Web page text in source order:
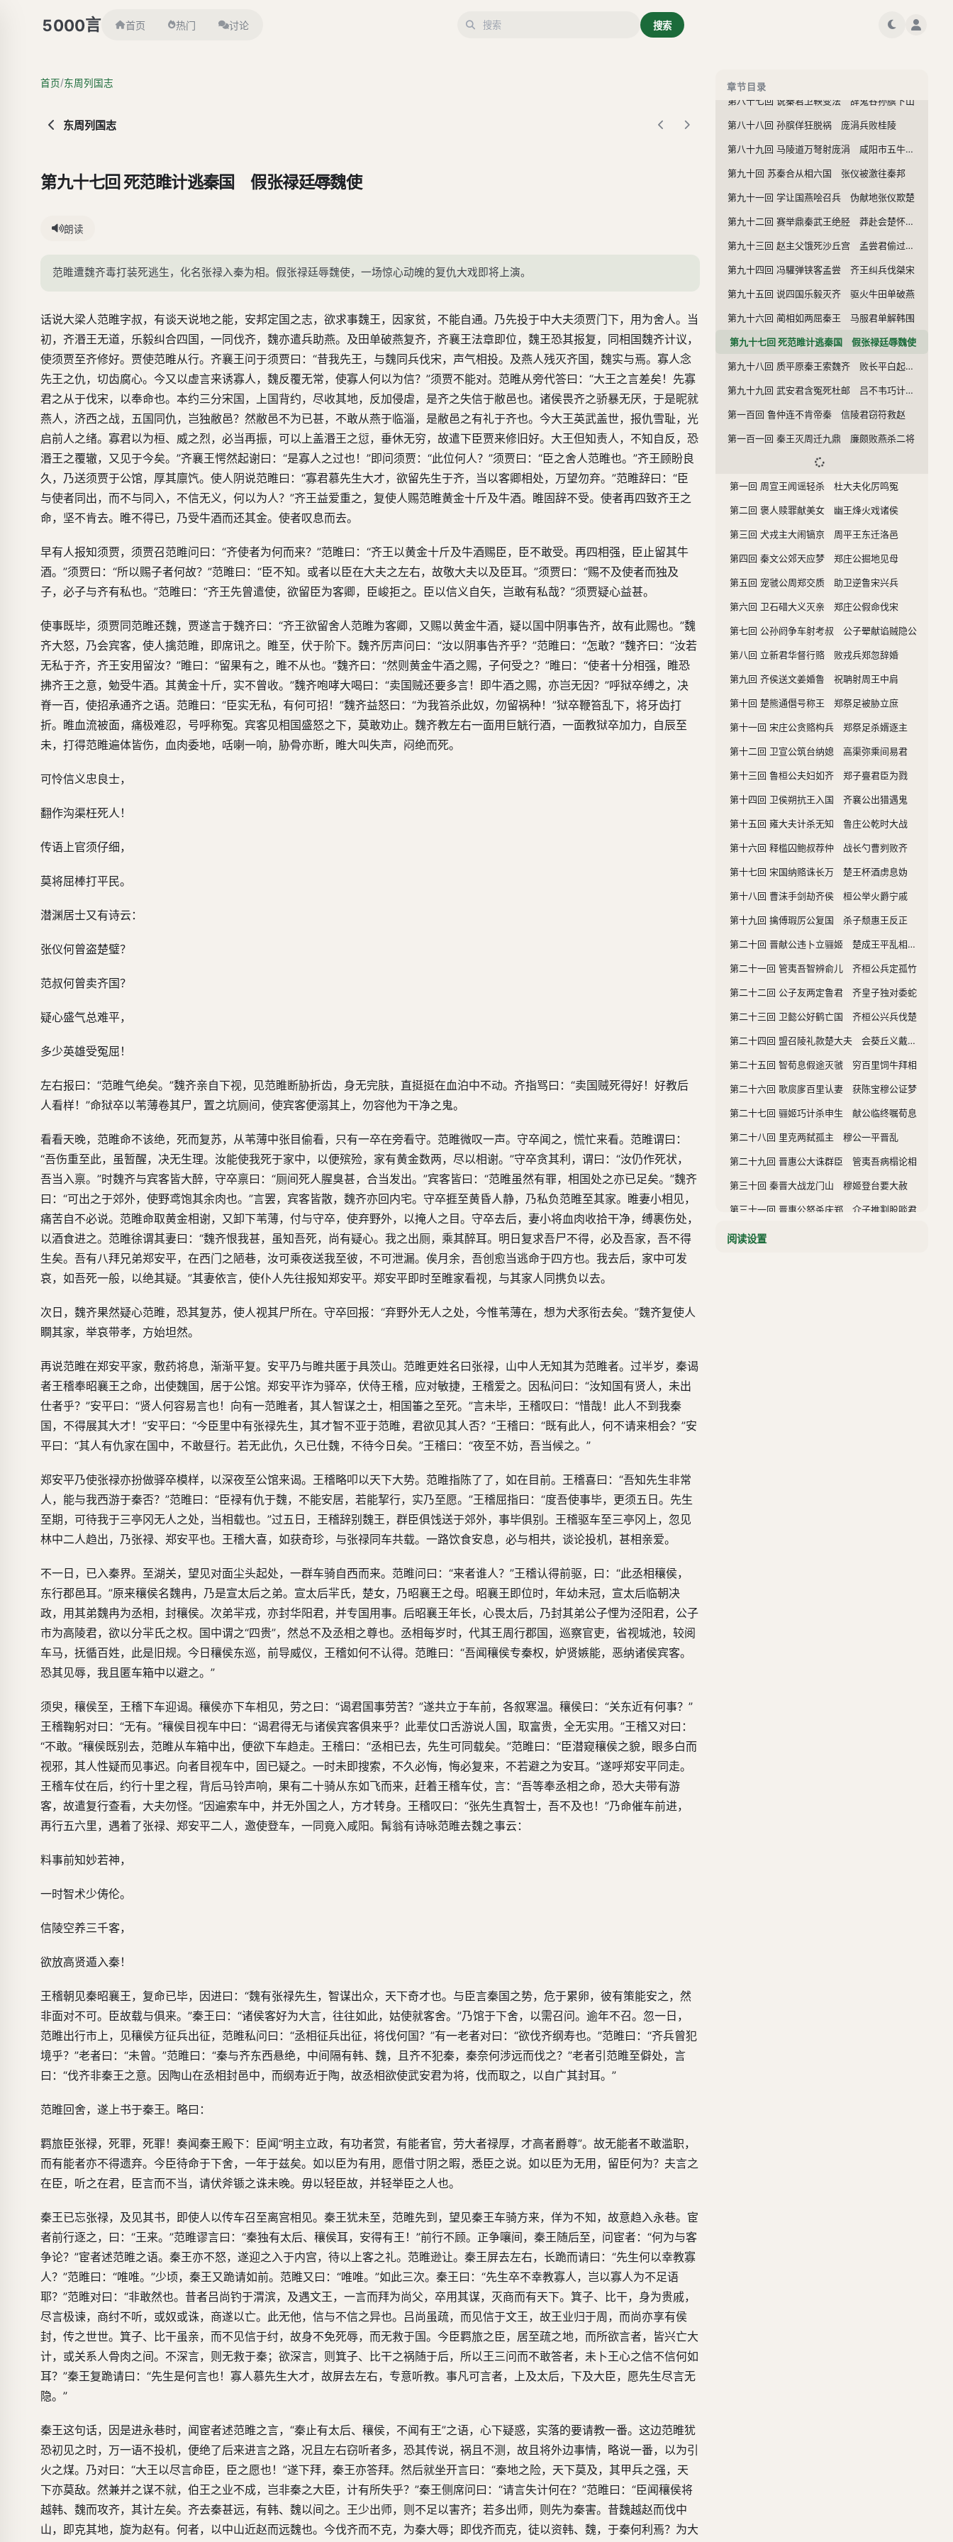
5000言 首页 热门 讨论 搜索
首页/东周列国志
东周列国志
第九十七回 死范睢计逃秦国 假张禄廷辱魏使
朗读
范睢遭魏齐毒打装死逃生，化名张禄入秦为相。假张禄廷辱魏使，一场惊心动魄的复仇大戏即将上演。
话说大梁人范睢字叔，有谈天说地之能，安邦定国之志，欲求事魏王，因家贫，不能自通。乃先投于中大夫须贾门下，用为舍人。当
初，齐湣王无道，乐毅纠合四国，一同伐齐，魏亦遣兵助燕。及田单破燕复齐，齐襄王法章即位，魏王恐其报复，同相国魏齐计议，
使须贾至齐修好。贾使范睢从行。齐襄王问于须贾曰：“昔我先王，与魏同兵伐宋，声气相投。及燕人残灭齐国，魏实与焉。寡人念
先王之仇，切齿腐心。今又以虚言来诱寡人，魏反覆无常，使寡人何以为信？”须贾不能对。范睢从旁代答曰：“大王之言差矣！先寡
君之从于伐宋，以奉命也。本约三分宋国，上国背约，尽收其地，反加侵虐，是齐之失信于敝邑也。诸侯畏齐之骄暴无厌，于是昵就
燕人，济西之战，五国同仇，岂独敝邑？然敝邑不为已甚，不敢从燕于临淄，是敝邑之有礼于齐也。今大王英武盖世，报仇雪耻，光
启前人之绪。寡君以为桓、威之烈，必当再振，可以上盖湣王之愆，垂休无穷，故遣下臣贾来修旧好。大王但知责人，不知自反，恐
湣王之覆辙，又见于今矣。”齐襄王愕然起谢曰：“是寡人之过也！”即问须贾：“此位何人？”须贾曰：“臣之舍人范睢也。”齐王顾盼良
久，乃送须贾于公馆，厚其廪饩。使人阴说范睢曰：“寡君慕先生大才，欲留先生于齐，当以客卿相处，万望勿弃。”范睢辞曰：“臣
与使者同出，而不与同入，不信无义，何以为人？”齐王益爱重之，复使人赐范睢黄金十斤及牛酒。睢固辞不受。使者再四致齐王之
命，坚不肯去。睢不得已，乃受牛酒而还其金。使者叹息而去。
早有人报知须贾，须贾召范睢问曰：“齐使者为何而来？”范睢曰：“齐王以黄金十斤及牛酒赐臣，臣不敢受。再四相强，臣止留其牛
酒。”须贾曰：“所以赐子者何故？”范睢曰：“臣不知。或者以臣在大夫之左右，故敬大夫以及臣耳。”须贾曰：“赐不及使者而独及
子，必子与齐有私也。”范睢曰：“齐王先曾遣使，欲留臣为客卿，臣峻拒之。臣以信义自矢，岂敢有私哉？”须贾疑心益甚。
使事既毕，须贾同范睢还魏，贾遂言于魏齐曰：“齐王欲留舍人范睢为客卿，又赐以黄金牛酒，疑以国中阴事告齐，故有此赐也。”魏
齐大怒，乃会宾客，使人擒范睢，即席讯之。睢至，伏于阶下。魏齐厉声问曰：“汝以阴事告齐乎？”范睢曰：“怎敢？”魏齐曰：“汝若
无私于齐，齐王安用留汝？”睢曰：“留果有之，睢不从也。”魏齐曰：“然则黄金牛酒之赐，子何受之？”睢曰：“使者十分相强，睢恐
拂齐王之意，勉受牛酒。其黄金十斤，实不曾收。”魏齐咆哮大喝曰：“卖国贼还要多言！即牛酒之赐，亦岂无因？”呼狱卒缚之，决
脊一百，使招承通齐之语。范睢曰：“臣实无私，有何可招！”魏齐益怒曰：“为我笞杀此奴，勿留祸种！”狱卒鞭笞乱下，将牙齿打
折。睢血流被面，痛极难忍，号呼称冤。宾客见相国盛怒之下，莫敢劝止。魏齐教左右一面用巨觥行酒，一面教狱卒加力，自辰至
未，打得范睢遍体皆伤，血肉委地，咶喇一响，胁骨亦断，睢大叫失声，闷绝而死。
可怜信义忠良士，
翻作沟渠枉死人！
传语上官须仔细，
莫将屈棒打平民。
潜渊居士又有诗云：
张仪何曾盗楚璧？
范叔何曾卖齐国？
疑心盛气总难平，
多少英雄受冤屈！
左右报曰：“范睢气绝矣。”魏齐亲自下视，见范睢断胁折齿，身无完肤，直挺挺在血泊中不动。齐指骂曰：“卖国贼死得好！好教后
人看样！”命狱卒以苇薄卷其尸，置之坑厕间，使宾客便溺其上，勿容他为干净之鬼。
看看天晚，范睢命不该绝，死而复苏，从苇薄中张目偷看，只有一卒在旁看守。范睢微叹一声。守卒闻之，慌忙来看。范睢谓曰：
“吾伤重至此，虽暂醒，决无生理。汝能使我死于家中，以便殡殓，家有黄金数两，尽以相谢。”守卒贪其利，谓曰：“汝仍作死状，
吾当入禀。”时魏齐与宾客皆大醉，守卒禀曰：“厕间死人腥臭甚，合当发出。”宾客皆曰：“范睢虽然有罪，相国处之亦已足矣。”魏齐
曰：“可出之于郊外，使野鸢饱其余肉也。”言罢，宾客皆散，魏齐亦回内宅。守卒捱至黄昏人静，乃私负范睢至其家。睢妻小相见，
痛苦自不必说。范睢命取黄金相谢，又卸下苇薄，付与守卒，使弃野外，以掩人之目。守卒去后，妻小将血肉收拾干净，缚裹伤处，
以酒食进之。范睢徐谓其妻曰：“魏齐恨我甚，虽知吾死，尚有疑心。我之出厕，乘其醉耳。明日复求吾尸不得，必及吾家，吾不得
生矣。吾有八拜兄弟郑安平，在西门之陋巷，汝可乘夜送我至彼，不可泄漏。俟月余，吾创愈当逃命于四方也。我去后，家中可发
哀，如吾死一般，以绝其疑。”其妻依言，使仆人先往报知郑安平。郑安平即时至睢家看视，与其家人同携负以去。
次日，魏齐果然疑心范睢，恐其复苏，使人视其尸所在。守卒回报：“弃野外无人之处，今惟苇薄在，想为犬豕衔去矣。”魏齐复使人
瞷其家，举哀带孝，方始坦然。
再说范睢在郑安平家，敷药将息，渐渐平复。安平乃与睢共匿于具茨山。范睢更姓名曰张禄，山中人无知其为范睢者。过半岁，秦谒
者王稽奉昭襄王之命，出使魏国，居于公馆。郑安平诈为驿卒，伏侍王稽，应对敏捷，王稽爱之。因私问曰：“汝知国有贤人，未出
仕者乎？”安平曰：“贤人何容易言也！向有一范睢者，其人智谋之士，相国箠之至死。”言未毕，王稽叹曰：“惜哉！此人不到我秦
国，不得展其大才！”安平曰：“今臣里中有张禄先生，其才智不亚于范睢，君欲见其人否？”王稽曰：“既有此人，何不请来相会？”安
平曰：“其人有仇家在国中，不敢昼行。若无此仇，久已仕魏，不待今日矣。”王稽曰：“夜至不妨，吾当候之。”
郑安平乃使张禄亦扮做驿卒模样，以深夜至公馆来谒。王稽略叩以天下大势。范睢指陈了了，如在目前。王稽喜曰：“吾知先生非常
人，能与我西游于秦否？”范睢曰：“臣禄有仇于魏，不能安居，若能挈行，实乃至愿。”王稽屈指曰：“度吾使事毕，更须五日。先生
至期，可待我于三亭冈无人之处，当相载也。”过五日，王稽辞别魏王，群臣俱饯送于郊外，事毕俱别。王稽驱车至三亭冈上，忽见
林中二人趋出，乃张禄、郑安平也。王稽大喜，如获奇珍，与张禄同车共载。一路饮食安息，必与相共，谈论投机，甚相亲爱。
不一日，已入秦界。至湖关，望见对面尘头起处，一群车骑自西而来。范睢问曰：“来者谁人？”王稽认得前驱，曰：“此丞相穰侯，
东行郡邑耳。”原来穰侯名魏冉，乃是宣太后之弟。宣太后羋氏，楚女，乃昭襄王之母。昭襄王即位时，年幼未冠，宣太后临朝决
政，用其弟魏冉为丞相，封穰侯。次弟羋戎，亦封华阳君，并专国用事。后昭襄王年长，心畏太后，乃封其弟公子悝为泾阳君，公子
市为高陵君，欲以分羋氏之权。国中谓之“四贵”，然总不及丞相之尊也。丞相每岁时，代其王周行郡国，巡察官吏，省视城池，较阅
车马，抚循百姓，此是旧规。今日穰侯东巡，前导威仪，王稽如何不认得。范睢曰：“吾闻穰侯专秦权，妒贤嫉能，恶纳诸侯宾客。
恐其见辱，我且匿车箱中以避之。”
须臾，穰侯至，王稽下车迎谒。穰侯亦下车相见，劳之曰：“谒君国事劳苦？”遂共立于车前，各叙寒温。穰侯曰：“关东近有何事？”
王稽鞠躬对曰：“无有。”穰侯目视车中曰：“谒君得无与诸侯宾客俱来乎？此辈仗口舌游说人国，取富贵，全无实用。”王稽又对曰：
“不敢。”穰侯既别去，范睢从车箱中出，便欲下车趋走。王稽曰：“丞相已去，先生可同载矣。”范睢曰：“臣潜窥穰侯之貌，眼多白而
视邪，其人性疑而见事迟。向者目视车中，固已疑之。一时未即搜索，不久必悔，悔必复来，不若避之为安耳。”遂呼郑安平同走。
王稽车仗在后，约行十里之程，背后马铃声响，果有二十骑从东如飞而来，赶着王稽车仗，言：“吾等奉丞相之命，恐大夫带有游
客，故遣复行查看，大夫勿怪。”因遍索车中，并无外国之人，方才转身。王稽叹曰：“张先生真智士，吾不及也！”乃命催车前进，
再行五六里，遇着了张禄、郑安平二人，邀使登车，一同竟入咸阳。髯翁有诗咏范睢去魏之事云：
料事前知妙若神，
一时智术少俦伦。
信陵空养三千客，
欲放高贤遁入秦！
王稽朝见秦昭襄王，复命已毕，因进曰：“魏有张禄先生，智谋出众，天下奇才也。与臣言秦国之势，危于累卵，彼有策能安之，然
非面对不可。臣故载与俱来。”秦王曰：“诸侯客好为大言，往往如此，姑使就客舍。”乃馆于下舍，以需召问。逾年不召。忽一日，
范睢出行市上，见穰侯方征兵出征，范睢私问曰：“丞相征兵出征，将伐何国？”有一老者对曰：“欲伐齐纲寿也。”范睢曰：“齐兵曾犯
境乎？”老者曰：“未曾。”范睢曰：“秦与齐东西悬绝，中间隔有韩、魏，且齐不犯秦，秦奈何涉远而伐之？”老者引范睢至僻处，言
曰：“伐齐非秦王之意。因陶山在丞相封邑中，而纲寿近于陶，故丞相欲使武安君为将，伐而取之，以自广其封耳。”
范睢回舍，遂上书于秦王。略曰：
羁旅臣张禄，死罪，死罪！奏闻秦王殿下：臣闻“明主立政，有功者赏，有能者官，劳大者禄厚，才高者爵尊”。故无能者不敢滥职，
而有能者亦不得遗弃。今臣待命于下舍，一年于兹矣。如以臣为有用，愿借寸阴之暇，悉臣之说。如以臣为无用，留臣何为？夫言之
在臣，听之在君，臣言而不当，请伏斧锧之诛未晚。毋以轻臣故，并轻举臣之人也。
秦王已忘张禄，及见其书，即使人以传车召至离宫相见。秦王犹未至，范睢先到，望见秦王车骑方来，佯为不知，故意趋入永巷。宦
者前行逐之，曰：“王来。”范睢谬言曰：“秦独有太后、穰侯耳，安得有王！”前行不顾。正争嚷间，秦王随后至，问宦者：“何为与客
争论？”宦者述范睢之语。秦王亦不怒，遂迎之入于内宫，待以上客之礼。范睢逊让。秦王屏去左右，长跪而请曰：“先生何以幸教寡
人？”范睢曰：“唯唯。”少顷，秦王又跪请如前。范睢又曰：“唯唯。”如此三次。秦王曰：“先生卒不幸教寡人，岂以寡人为不足语
耶？”范睢对曰：“非敢然也。昔者吕尚钓于渭滨，及遇文王，一言而拜为尚父，卒用其谋，灭商而有天下。箕子、比干，身为贵戚，
尽言极谏，商纣不听，或奴或诛，商遂以亡。此无他，信与不信之异也。吕尚虽疏，而见信于文王，故王业归于周，而尚亦享有侯
封，传之世世。箕子、比干虽亲，而不见信于纣，故身不免死辱，而无救于国。今臣羁旅之臣，居至疏之地，而所欲言者，皆兴亡大
计，或关系人骨肉之间。不深言，则无救于秦；欲深言，则箕子、比干之祸随于后，所以王三问而不敢答者，未卜王心之信不信何如
耳？”秦王复跪请曰：“先生是何言也！寡人慕先生大才，故屏去左右，专意听教。事凡可言者，上及太后，下及大臣，愿先生尽言无
隐。”
秦王这句话，因是进永巷时，闻宦者述范睢之言，“秦止有太后、穰侯，不闻有王”之语，心下疑惑，实落的要请教一番。这边范睢犹
恐初见之时，万一语不投机，便绝了后来进言之路，况且左右窃听者多，恐其传说，祸且不测，故且将外边事情，略说一番，以为引
火之煤。乃对曰：“大王以尽言命臣，臣之愿也！”遂下拜，秦王亦答拜。然后就坐开言曰：“秦地之险，天下莫及，其甲兵之强，天
下亦莫敌。然兼并之谋不就，伯王之业不成，岂非秦之大臣，计有所失乎？”秦王侧席问曰：“请言失计何在？”范睢曰：“臣闻穰侯将
越韩、魏而攻齐，其计左矣。齐去秦甚远，有韩、魏以间之。王少出师，则不足以害齐；若多出师，则先为秦害。昔魏越赵而伐中
山，即克其地，旋为赵有。何者，以中山近赵而远魏也。今伐齐而不克，为秦大辱；即伐齐而克，徒以资韩、魏，于秦何利焉？为大
章节目录
第八十四回 智伯决水灌晋阳 豫让击衣报襄子
第八十七回 说秦君卫鞅变法 辞鬼谷孙膑下山
第八十八回 孙膑佯狂脱祸 庞涓兵败桂陵
第八十九回 马陵道万弩射庞涓 咸阳市五牛分商鞅
第九十回 苏秦合从相六国 张仪被激往秦邦
第九十一回 学让国燕哙召兵 伪献地张仪欺楚
第九十二回 赛举鼎秦武王绝胫 莽赴会楚怀王陷秦
第九十三回 赵主父饿死沙丘宫 孟尝君偷过函谷关
第九十四回 冯驩弹铗客孟尝 齐王纠兵伐桀宋
第九十五回 说四国乐毅灭齐 驱火牛田单破燕
第九十六回 蔺相如两屈秦王 马服君单解韩围
第九十七回 死范睢计逃秦国 假张禄廷辱魏使
第九十八回 质平原秦王索魏齐 败长平白起坑赵卒
第九十九回 武安君含冤死杜邮 吕不韦巧计归异人
第一百回 鲁仲连不肯帝秦 信陵君窃符救赵
第一百一回 秦王灭周迁九鼎 廉颇败燕杀二将
第一回 周宣王闻谣轻杀 杜大夫化厉鸣冤
第二回 褒人赎罪献美女 幽王烽火戏诸侯
第三回 犬戎主大闹镐京 周平王东迁洛邑
第四回 秦文公郊天应梦 郑庄公掘地见母
第五回 宠虢公周郑交质 助卫逆鲁宋兴兵
第六回 卫石碏大义灭亲 郑庄公假命伐宋
第七回 公孙阏争车射考叔 公子翚献谄贼隐公
第八回 立新君华督行赂 败戎兵郑忽辞婚
第九回 齐侯送文姜婚鲁 祝聃射周王中肩
第十回 楚熊通僭号称王 郑祭足被胁立庶
第十一回 宋庄公贪赂构兵 郑祭足杀婿逐主
第十二回 卫宣公筑台纳媳 高渠弥乘间易君
第十三回 鲁桓公夫妇如齐 郑子亹君臣为戮
第十四回 卫侯朔抗王入国 齐襄公出猎遇鬼
第十五回 雍大夫计杀无知 鲁庄公乾时大战
第十六回 释槛囚鲍叔荐仲 战长勺曹刿败齐
第十七回 宋国纳赂诛长万 楚王杯酒虏息妫
第十八回 曹沫手剑劫齐侯 桓公举火爵宁戚
第十九回 擒傅瑕厉公复国 杀子颓惠王反正
第二十回 晋献公违卜立骊姬 楚成王平乱相子文
第二十一回 管夷吾智辨俞儿 齐桓公兵定孤竹
第二十二回 公子友两定鲁君 齐皇子独对委蛇
第二十三回 卫懿公好鹤亡国 齐桓公兴兵伐楚
第二十四回 盟召陵礼款楚大夫 会葵丘义戴周天子
第二十五回 智荀息假途灭虢 穷百里饲牛拜相
第二十六回 歌扊扅百里认妻 获陈宝穆公证梦
第二十七回 骊姬巧计杀申生 献公临终嘱荀息
第二十八回 里克两弑孤主 穆公一平晋乱
第二十九回 晋惠公大诛群臣 管夷吾病榻论相
第三十回 秦晋大战龙门山 穆姬登台要大赦
第三十一回 晋惠公怒杀庆郑 介子推割股啖君
第三十二回 晏蛾儿逾墙殉节 群公子大闹朝堂
阅读设置